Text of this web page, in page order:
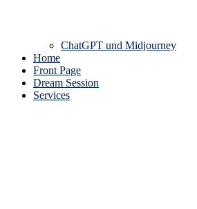
ChatGPT und Midjourney
Home
Front Page
Dream Session
Services